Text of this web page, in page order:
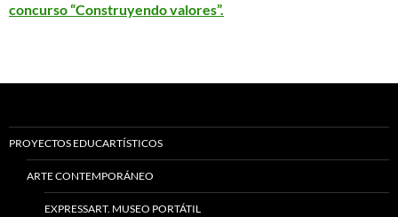
concurso “Construyendo valores”.
PROYECTOS EDUCARTÍSTICOS
ARTE CONTEMPORÁNEO
EXPRESSART. MUSEO PORTÁTIL